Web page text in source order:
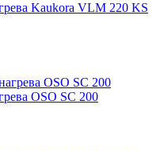
Kaukora VLM 220 KS
OSO SC 200